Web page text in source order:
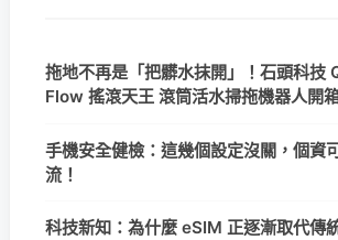
拖地不再是「把髒水抹開」！石頭科技
Flow 搖滾天王 滾筒活水掃拖機器人開
手機安全健檢：這幾個設定沒關，個資
流！
科技新知：為什麼 eSIM 正逐漸取代傳